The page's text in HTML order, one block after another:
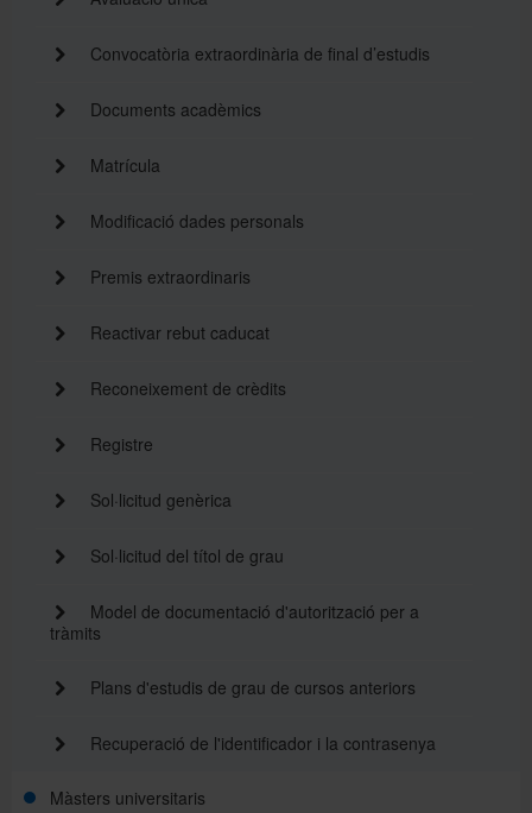
Convocatòria extraordinària de final d’estudis
Documents acadèmics
Matrícula
Modificació dades personals
Premis extraordinaris
Reactivar rebut caducat
Reconeixement de crèdits
Registre
Sol·licitud genèrica
Sol·licitud del títol de grau
Model de documentació d'autorització per a
tràmits
Plans d'estudis de grau de cursos anteriors
Recuperació de l'identificador i la contrasenya
Màsters universitaris